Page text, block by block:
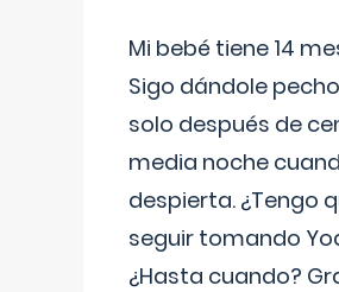
Mi bebé tiene 14
Sigo dándole
solo después de
media noche
despierta. ¿Tengo
seguir tomando
¿Hasta cuando?